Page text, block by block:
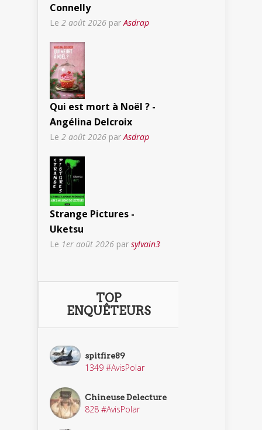
Connelly
Le 2 août 2026 parAsdrap
Qui est mort à Noël ? -
Angélina Delcroix
Le 2 août 2026 par Asdrap
Strange Pictures -
Uketsu
Le 1er août 2026 par sylvain3
TOP
ENQUÊTEURS
spitfire89
1349 #AvisPolar
Chineuse Delecture
828 #AvisPolar